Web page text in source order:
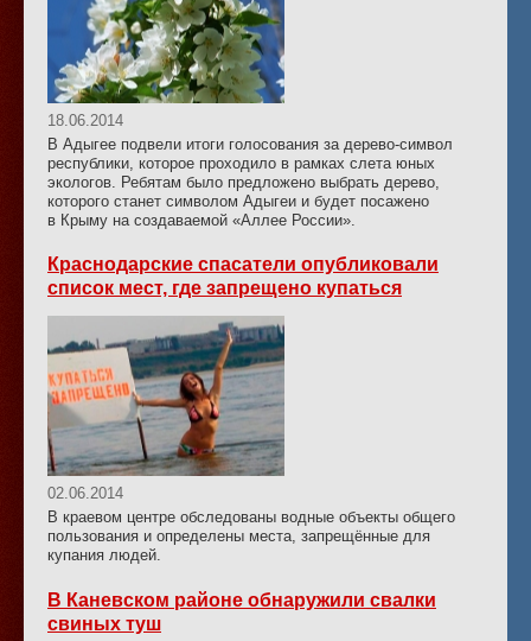
18.06.2014
В Адыгее подвели итоги голосования за дерево-символ
республики, которое проходило в рамках слета юных
экологов. Ребятам было предложено выбрать дерево,
которого станет символом Адыгеи и будет посажено
в Крыму на создаваемой «Аллее России».
Краснодарские спасатели опубликовали
список мест, где запрещено купаться
02.06.2014
В краевом центре обследованы водные объекты общего
пользования и определены места, запрещённые для
купания людей.
В Каневском районе обнаружили свалки
свиных туш